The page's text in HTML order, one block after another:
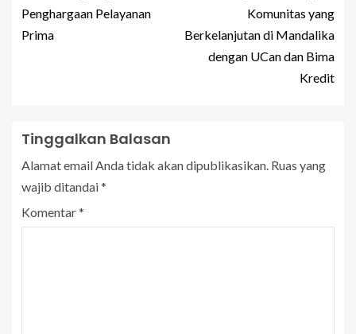
Penghargaan Pelayanan
Prima
Komunitas yang
Berkelanjutan di Mandalika
dengan UCan dan Bima
Kredit
Tinggalkan Balasan
Alamat email Anda tidak akan dipublikasikan. Ruas yang
wajib ditandai*
Komentar*